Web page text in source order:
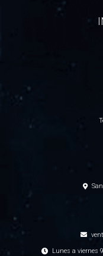
Lunes a viernes